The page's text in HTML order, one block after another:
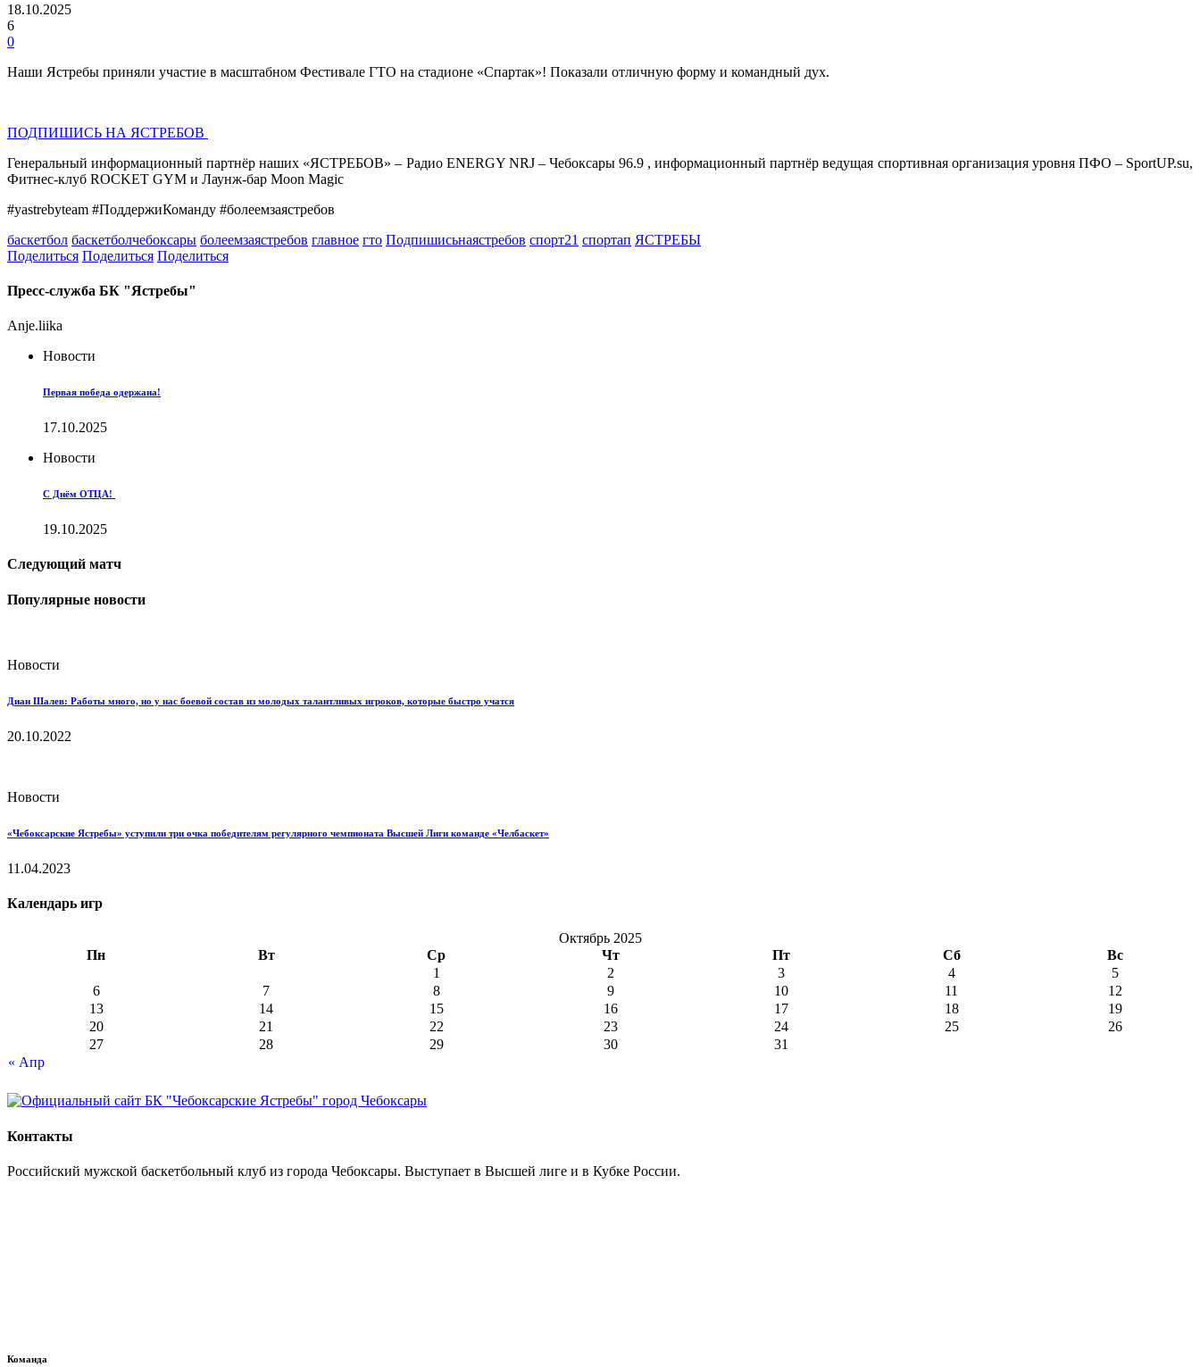
18.10.2025
6
0
Наши Ястребы приняли участие в масштабном Фестивале ГТО на стадионе «Спартак»! Показали отличную форму и командный дух.
ПОДПИШИСЬ НА ЯСТРЕБОВ
Генеральный информационный партнёр наших «ЯСТРЕБОВ» – Радио ENERGY NRJ – Чебоксары 96.9 , информационный партнёр ведущая спортивная организация уровня ПФО – SportUP.su,
Фитнес-клуб ROCKET GYM и Лаунж-бар Moon Magic
#yastrebyteam #ПоддержиКоманду #болеемзаястребов
баскетбол баскетболчебоксары болеемзаястребов главное гто Подпишисьнаястребов спорт21 спортап ЯСТРЕБЫ
Поделиться Поделиться Поделиться
Пресс-служба БК "Ястребы"
Anje.liika
Новости
Первая победа одержана!
17.10.2025
Новости
С Днём ОТЦА!
19.10.2025
Следующий матч
Популярные новости
Новости
Диан Шалев: Работы много, но у нас боевой состав из молодых талантливых игроков, которые быстро учатся
20.10.2022
Новости
«Чебоксарские Ястребы» уступили три очка победителям регулярного чемпионата Высшей Лиги команде «Челбаскет»
11.04.2023
Календарь игр
Октябрь 2025
Пн
Вт Ср Чт Пт Сб Вс
« Апр
1 2 3 4
5
6
7 8 9 10 11
12
13
14 15 16 17 18
19
20
21 22 23 24 25
26
27
28 29 30 31
Контакты
Российский мужской баскетбольный клуб из города Чебоксары. Выступает в Высшей лиге и в Кубке России.
Команда